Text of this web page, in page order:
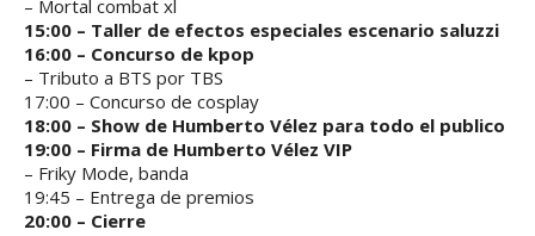
– Mortal combat xl
15:00 – Taller de efectos especiales escenario saluzzi
16:00 – Concurso de kpop
– Tributo a BTS por TBS
17:00 – Concurso de cosplay
18:00 – Show de Humberto Vélez para todo el publico
19:00 – Firma de Humberto Vélez VIP
– Friky Mode, banda
19:45 – Entrega de premios
20:00 – Cierre